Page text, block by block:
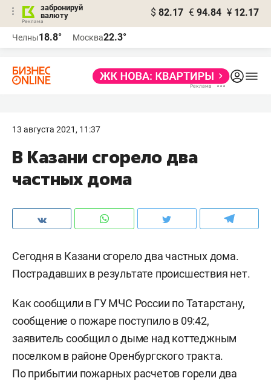
забронируй
валюту
$ 82.17 € 94.84 ¥ 12.17
Челны18.8° Москва22.3°
13 августа 2021, 11:37
В Казани сгорело два
частных дома
Сегодня в Казани сгорело два частных дома.
Пострадавших в результате происшествия нет.
Как сообщили в ГУ МЧС России по Татарстану,
сообщение о пожаре поступило в 09:42,
заявитель сообщил о дыме над коттеджным
поселком в районе Оренбургского тракта.
По прибытии пожарных расчетов горели два